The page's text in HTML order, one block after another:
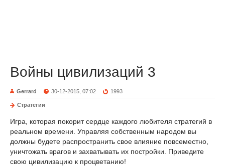
Войны цивилизаций 3
Gerrard 30-12-2015, 07:02 1993
Стратегии
Игра, которая покорит сердце каждого любителя стратегий в
реальном времени. Управляя собственным народом вы
должны будете распространить свое влияние повсеместно,
уничтожать врагов и захватывать их постройки. Приведите
свою цивилизацию к процветанию!